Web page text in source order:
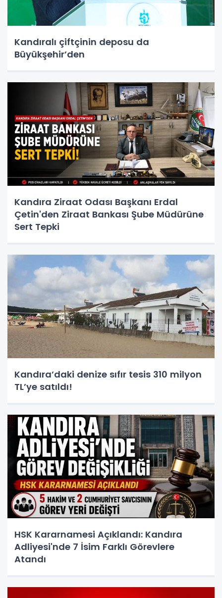
Kandıralı çiftçinin deposu da
Büyükşehir’den
Kandıra Ziraat Odası Başkanı Erdal
Çetin'den Ziraat Bankası Şube Müdürüne
Sert Tepki
Kandıra’daki denize sıfır tesis 310 milyon
TL’ye satıldı!
HSK Kararnamesi Açıklandı: Kandıra
Adliyesi'nde 7 İsim Farklı Görevlere
Atandı